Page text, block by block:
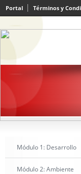
Portal Términos y
Módulo 1: Desarrollo
Módulo 2: Ambiente